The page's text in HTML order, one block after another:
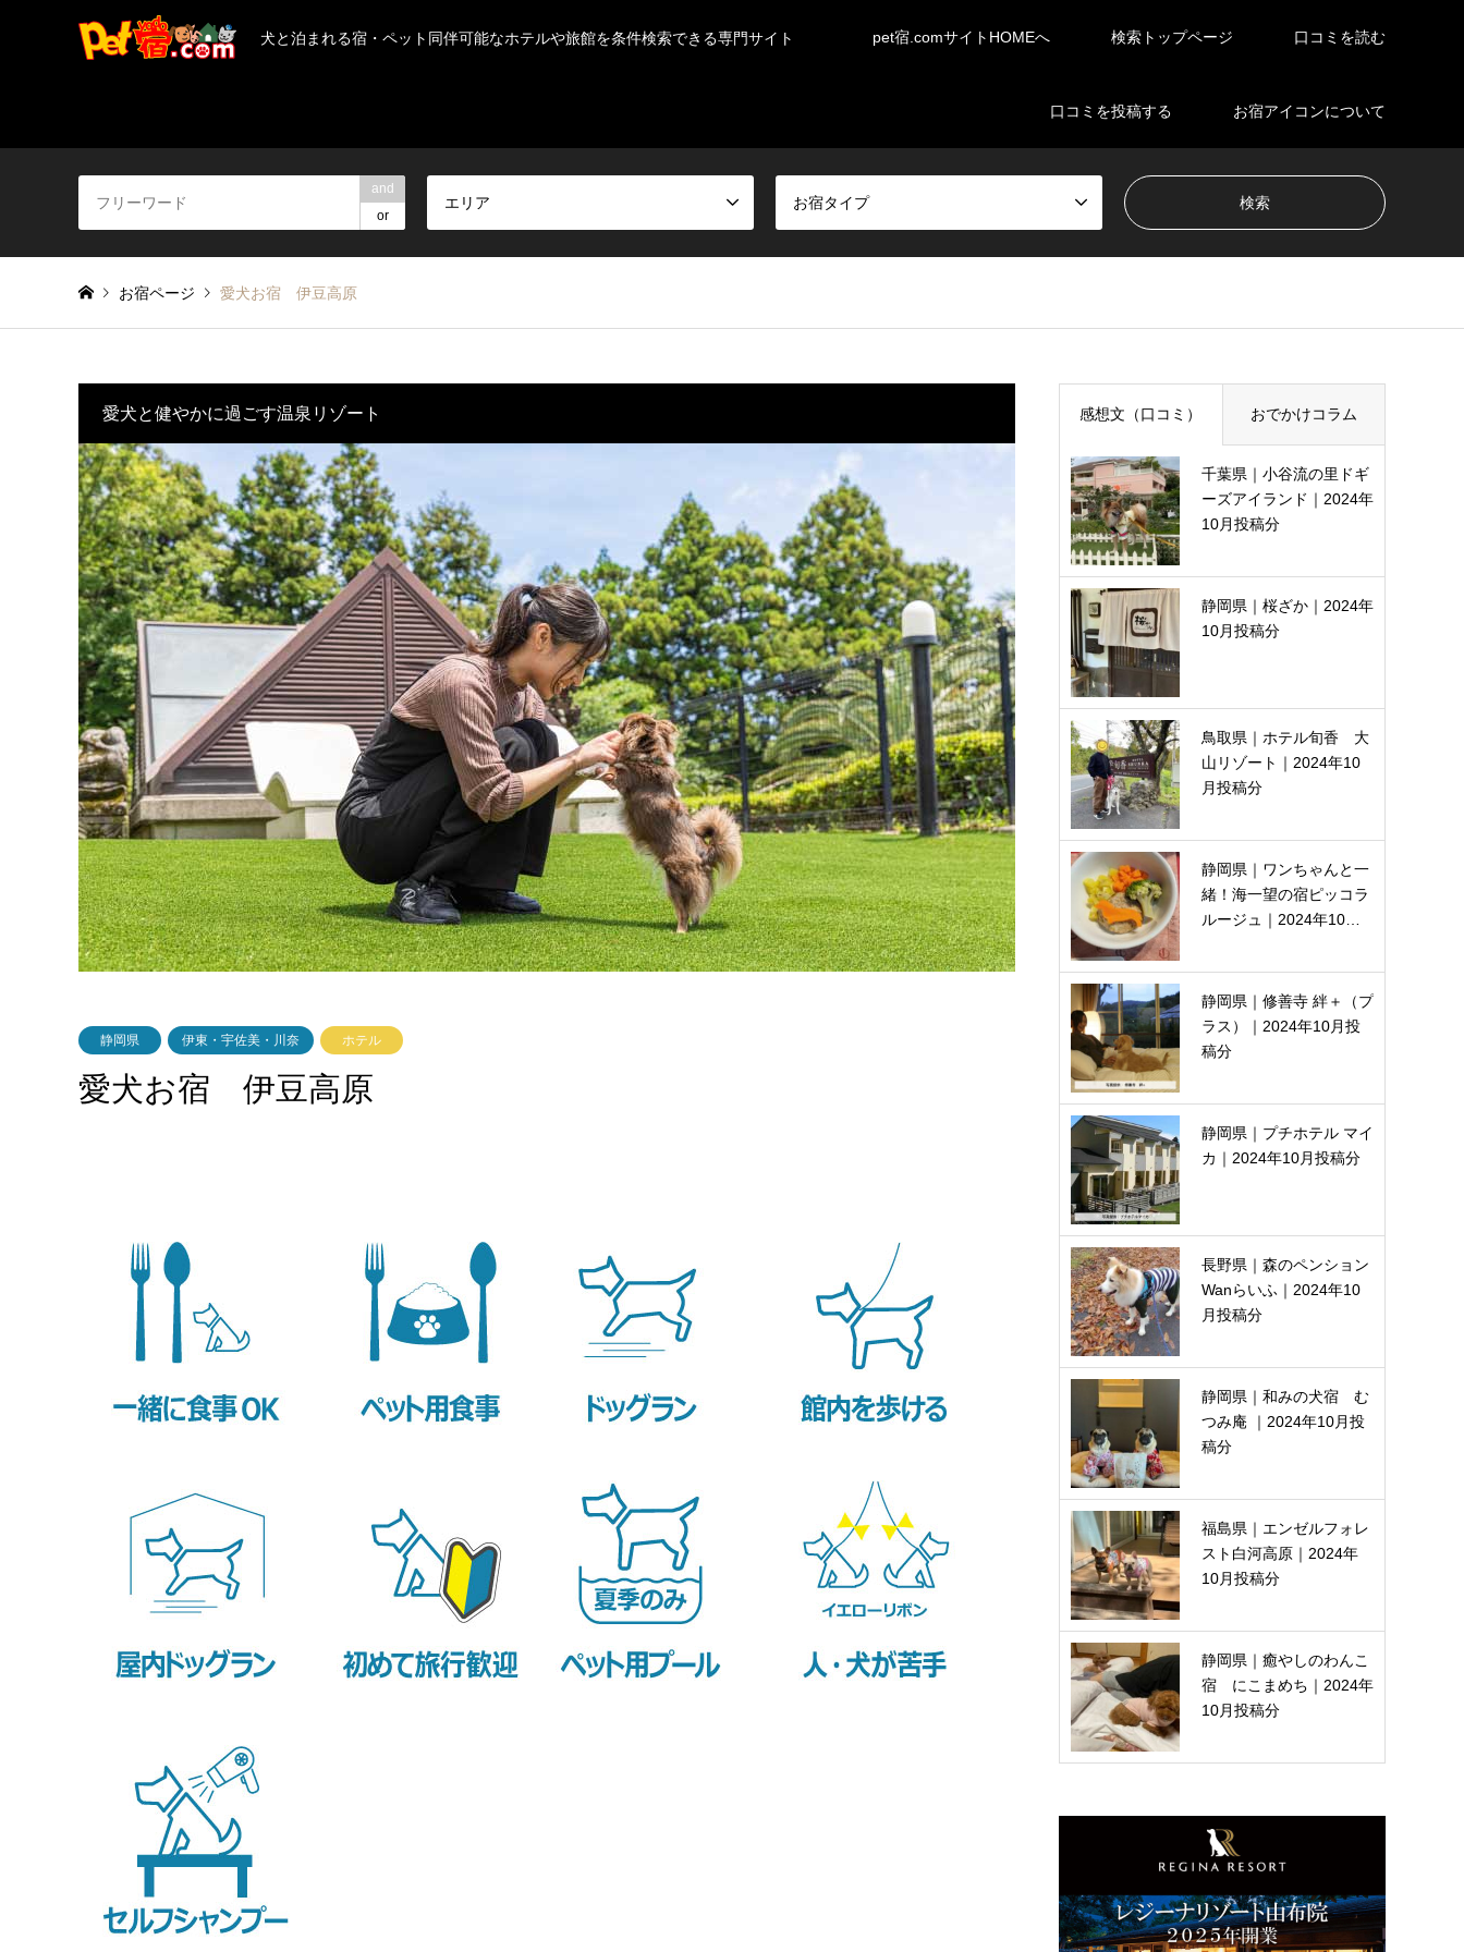
犬と泊まれる宿・ペット同伴可能なホテルや旅館を条件検索できる専門サイト pet宿.comサイトHOMEへ 検索トップページ 口コミを読む
口コミを投稿する お宿アイコンについて
and
or
エリア お宿タイプ
お宿ページ 愛犬お宿 伊豆高原
愛犬と健やかに過ごす温泉リゾート
静岡県 伊東・宇佐美・川奈 ホテル
愛犬お宿 伊豆高原
感想文（口コミ） おでかけコラム
千葉県｜小谷流の里ドギ
ーズアイランド｜2024年
10月投稿分
静岡県｜桜ざか｜2024年
10月投稿分
鳥取県｜ホテル旬香 大
山リゾート｜2024年10
月投稿分
静岡県｜ワンちゃんと一
緒！海一望の宿ピッコラ
ルージュ｜2024年10…
静岡県｜修善寺 絆＋（プ
ラス）｜2024年10月投
稿分
静岡県｜プチホテル マイ
カ｜2024年10月投稿分
長野県｜森のペンション
Wanらいふ｜2024年10
月投稿分
静岡県｜和みの犬宿 む
つみ庵 ｜2024年10月投
稿分
福島県｜エンゼルフォレ
スト白河高原｜2024年
10月投稿分
静岡県｜癒やしのわんこ
宿 にこまめち｜2024年
10月投稿分